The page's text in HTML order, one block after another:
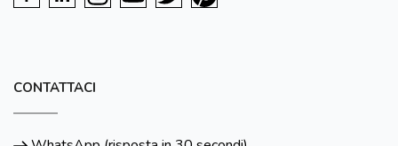
CONTATTACI